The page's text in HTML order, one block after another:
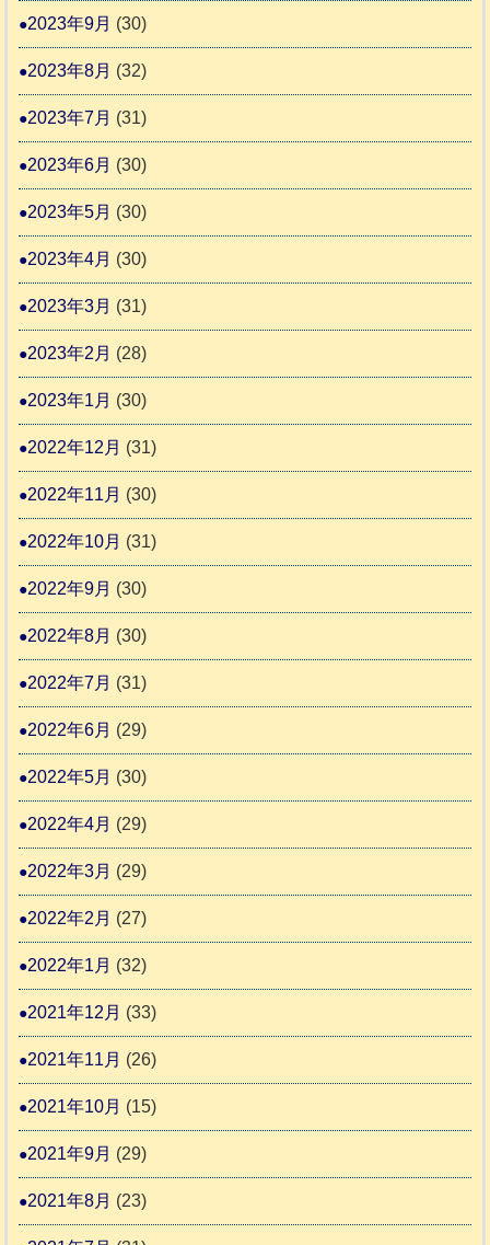
2023年9月 (30)
2023年8月 (32)
2023年7月 (31)
2023年6月 (30)
2023年5月 (30)
2023年4月 (30)
2023年3月 (31)
2023年2月 (28)
2023年1月 (30)
2022年12月 (31)
2022年11月 (30)
2022年10月 (31)
2022年9月 (30)
2022年8月 (30)
2022年7月 (31)
2022年6月 (29)
2022年5月 (30)
2022年4月 (29)
2022年3月 (29)
2022年2月 (27)
2022年1月 (32)
2021年12月 (33)
2021年11月 (26)
2021年10月 (15)
2021年9月 (29)
2021年8月 (23)